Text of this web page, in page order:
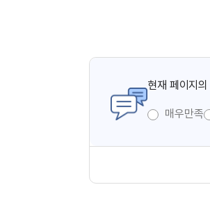
현재 페이지
매우만족